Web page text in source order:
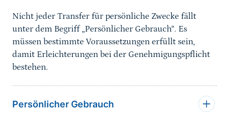
Nicht jeder Transfer für persönliche Zwecke fällt
unter dem Begriff „Persönlicher Gebrauch“. Es
müssen bestimmte Voraussetzungen erfüllt sein,
damit Erleichterungen bei der Genehmigungspflicht
bestehen.
Persönlicher Gebrauch